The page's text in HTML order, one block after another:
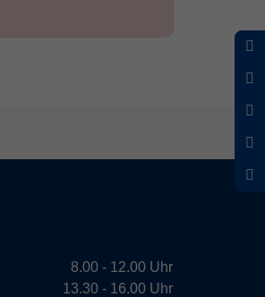
8.00 - 12.00 Uhr
13.30 - 16.00 Uhr